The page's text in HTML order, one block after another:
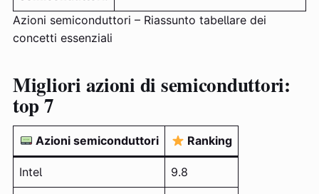
Azioni semiconduttori – Riassunto tabellare dei
concetti essenziali
Migliori azioni di semiconduttori:
top 7
Azioni semiconduttori Ranking
Intel 9.8